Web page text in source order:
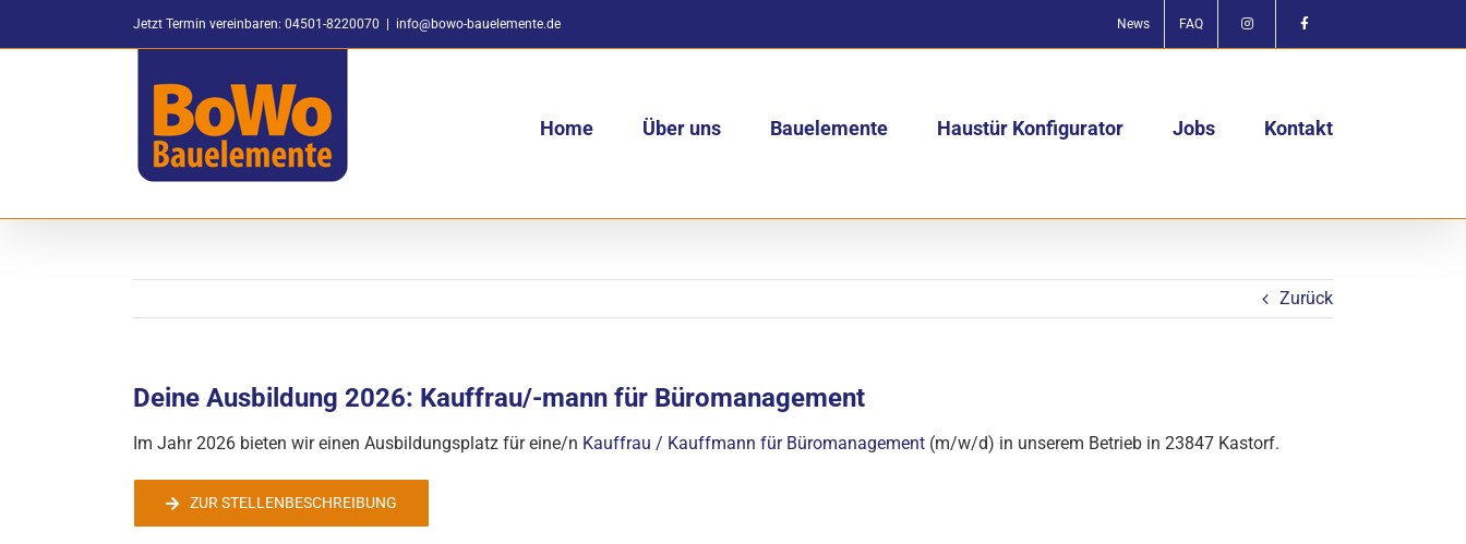
Jetzt Termin vereinbaren: 04501-8220070 info@bowo-bauelemente.de News FAQ
Home Über uns Bauelemente Haustür Konfigurator Jobs Kontakt
Zurück
Deine Ausbildung 2026: Kauffrau/-mann für Büromanagement
Im Jahr 2026 bieten wir einen Ausbildungsplatz für eine/n Kauffrau / Kauffmann für Büromanagement(m/w/d) in unserem Betrieb in 23847 Kastorf.
ZUR STELLENBESCHREIBUNG